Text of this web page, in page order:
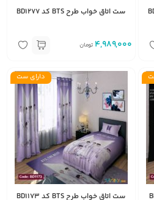
ست اتاق خواب طرح BTS کد BD1277
4,989,000 تومان
دارای ست
ست اتاق خواب طرح BTS کد BD1173